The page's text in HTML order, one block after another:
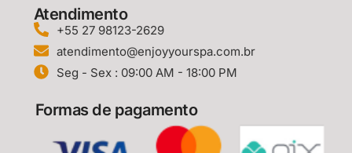
Atendimento
+55 27 98123-2629
atendimento@enjoyyourspa.com.br
Seg - Sex : 09:00 AM - 18:00 PM
Formas de pagamento